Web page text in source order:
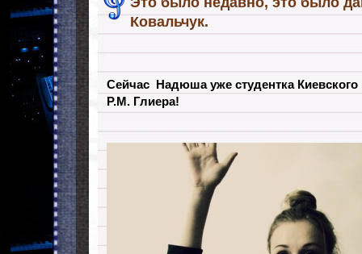
Ковальчук.
Сейчас Надюша уже студентка Киевского
Р.М. Глиера!